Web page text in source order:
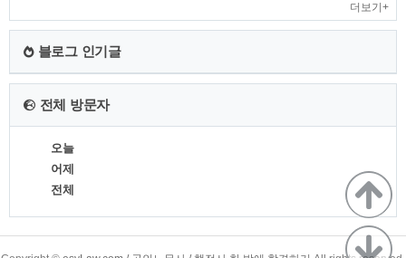
더보기+
블로그 인기글
전체 방문자
오늘
어제
전체